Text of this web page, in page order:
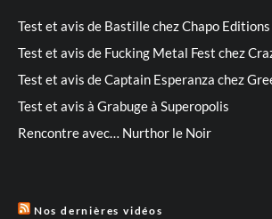
Test et avis de Bastille chez Chapo Editions
Test et avis de Fucking Metal Fest chez
Test et avis de Captain Esperanza chez
Test et avis à Grabuge à Superopolis
Rencontre avec… Nurthor le Noir
Nos dernières vidéos